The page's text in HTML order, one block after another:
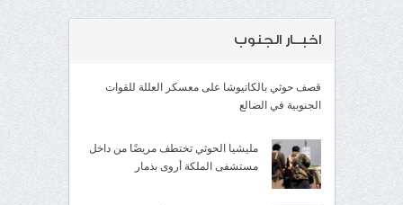
اخبــار الجنوب
قصف حوثي بالكاتيوشا على معسكر العللة للقوات
الجنوبية في الضالع
مليشيا الحوثي تختطف مريضًا من داخل
مستشفى الملكة أروى بذمار